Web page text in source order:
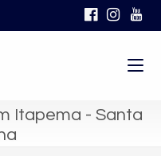
Itapema - Santa